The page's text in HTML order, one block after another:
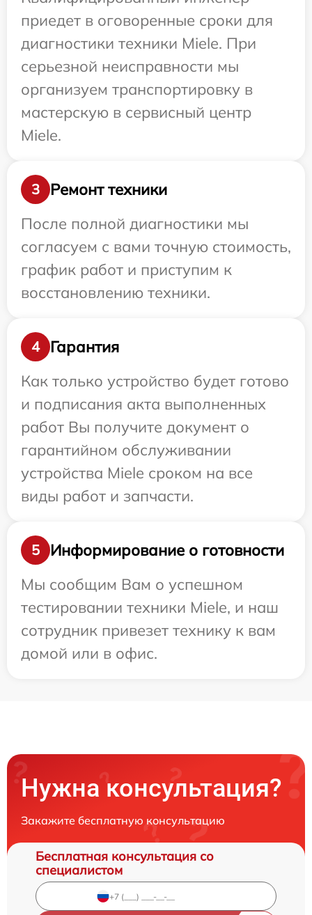
приедет в оговоренные сроки для
диагностики техники Miele. При
серьезной неисправности мы
организуем транспортировку в
мастерскую в сервисный центр
Miele.
3
Ремонт техники
После полной диагностики мы
согласуем с вами точную стоимость,
график работ и приступим к
восстановлению техники.
4
Гарантия
Как только устройство будет готово
и подписания акта выполненных
работ Вы получите документ о
гарантийном обслуживании
устройства Miele сроком на все
виды работ и запчасти.
5
Информирование о готовности
Мы сообщим Вам о успешном
тестировании техники Miele, и наш
сотрудник привезет технику к вам
домой или в офис.
Нужна консультация?
Закажите бесплатную консультацию
Бесплатная консультация со
специалистом